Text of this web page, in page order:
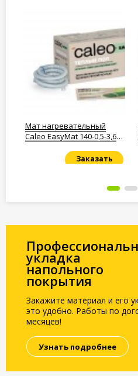
Мат нагревательный
Caleo EasyMat 140-0,5-3,6
Заказать
укладка
напольного
покрытия
Закажите материал и его
это удобно. Работы по
месяцев!
Узнать подробнее